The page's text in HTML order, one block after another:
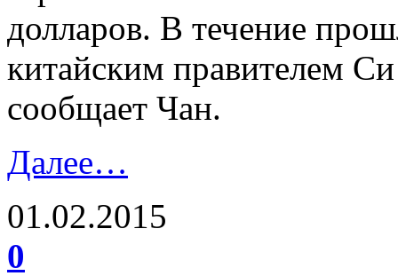
долларов. В течение
китайским правителем
сообщает Чан.
Далее…
01.02.2015
0